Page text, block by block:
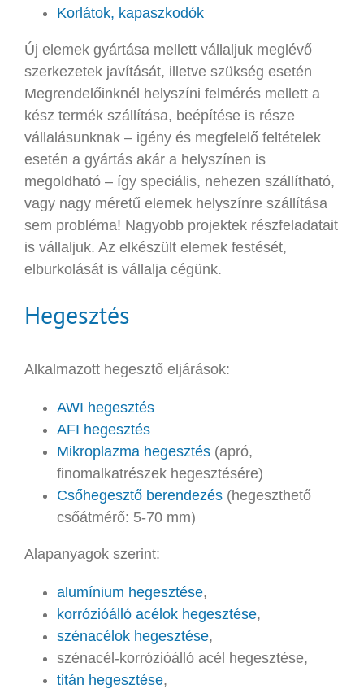
Korlátok, kapaszkodók
Új elemek gyártása mellett vállaljuk meglévő
szerkezetek javítását, illetve szükség esetén
Megrendelőinknél helyszíni felmérés mellett a
kész termék szállítása, beépítése is része
vállalásunknak – igény és megfelelő feltételek
esetén a gyártás akár a helyszínen is
megoldható – így speciális, nehezen szállítható,
vagy nagy méretű elemek helyszínre szállítása
sem probléma! Nagyobb projektek részfeladatait
is vállaljuk. Az elkészült elemek festését,
elburkolását is vállalja cégünk.
Hegesztés
Alkalmazott hegesztő eljárások:
AWI hegesztés
AFI hegesztés
Mikroplazma hegesztés (apró,
finomalkatrészek hegesztésére)
Csőhegesztő berendezés (hegeszthető
csőátmérő: 5-70 mm)
Alapanyagok szerint:
alumínium hegesztése,
korrózióálló acélok hegesztése,
szénacélok hegesztése,
szénacél-korrózióálló acél hegesztése,
titán hegesztése,